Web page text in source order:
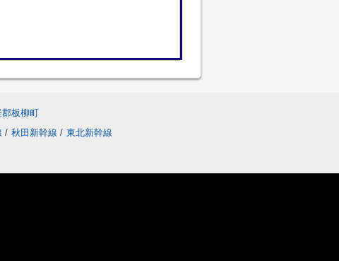
郡板柳町
/ 秋田新幹線 / 東北新幹線